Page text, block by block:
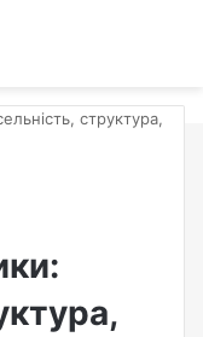
структура,